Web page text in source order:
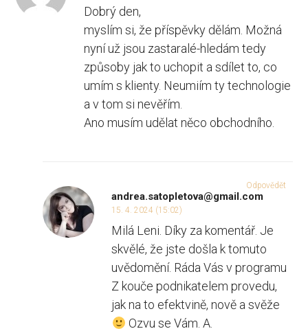
Dobrý den,
myslím si, že příspěvky dělám. Možná
nyní už jsou zastaralé-hledám tedy
způsoby jak to uchopit a sdílet to, co
umím s klienty. Neumiím ty technologie
a v tom si nevěřím.
Ano musím udělat něco obchodního.
andrea.satopletova@gmail.com
15. 4. 2024 (15:02)
Milá Leni. Díky za komentář. Je
skvělé, že jste došla k tomuto
uvědomění. Ráda Vás v programu
Z kouče podnikatelem provedu,
jak na to efektvině, nově a svěže
Ozvu se Vám. A.
Odpovědět